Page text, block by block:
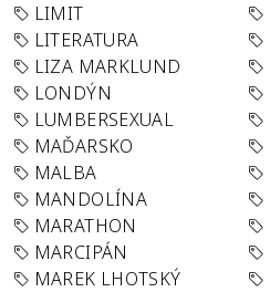
LIMIT
LITERATURA
LIZA MARKLUND
LONDÝN
LUMBERSEXUAL
MAĎARSKO
MALBA
MANDOLÍNA
MARATHON
MARCIPÁN
MAREK LHOTSKÝ